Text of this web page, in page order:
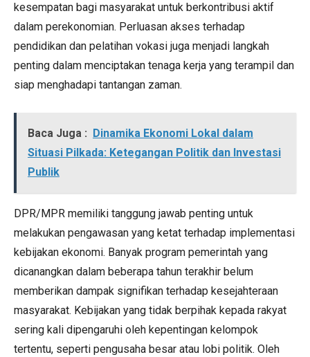
kesempatan bagi masyarakat untuk berkontribusi aktif
dalam perekonomian. Perluasan akses terhadap
pendidikan dan pelatihan vokasi juga menjadi langkah
penting dalam menciptakan tenaga kerja yang terampil dan
siap menghadapi tantangan zaman.
Baca Juga : Dinamika Ekonomi Lokal dalam
Situasi Pilkada: Ketegangan Politik dan Investasi
Publik
DPR/MPR memiliki tanggung jawab penting untuk
melakukan pengawasan yang ketat terhadap implementasi
kebijakan ekonomi. Banyak program pemerintah yang
dicanangkan dalam beberapa tahun terakhir belum
memberikan dampak signifikan terhadap kesejahteraan
masyarakat. Kebijakan yang tidak berpihak kepada rakyat
sering kali dipengaruhi oleh kepentingan kelompok
tertentu, seperti pengusaha besar atau lobi politik. Oleh